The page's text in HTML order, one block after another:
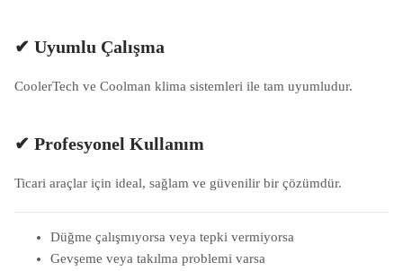
✔ Uyumlu Çalışma
CoolerTech ve Coolman klima sistemleri ile tam uyumludur.
✔ Profesyonel Kullanım
Ticari araçlar için ideal, sağlam ve güvenilir bir çözümdür.
Düğme çalışmıyorsa veya tepki vermiyorsa
Gevşeme veya takılma problemi varsa